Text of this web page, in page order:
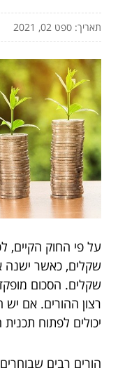
תאריך: ספט 02, 2021
שקלים. הסכום
רצון ההורים. אם יש
יכולים לפתוח
הורים רבים